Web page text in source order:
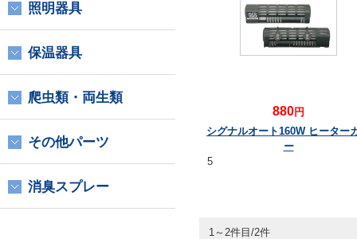
880円
シグナルオート160W ヒーター
ー
5
1～2件目/2件
照明器具
保温器具
爬虫類・両生類
その他パーツ
消臭スプレー